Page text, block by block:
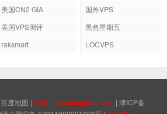
美国CN2 GIA
国外VPS
美国VPS测评
黑色星期五
raksmart LOCVPS
百度地图 | 邮箱：kxceping@qq.com | 津ICP备